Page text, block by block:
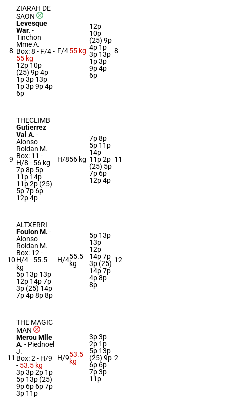
8
ZIARAH DE
SAON
Levesque
War. -
Tinchon
Mme A.
Box: 8 - F/4 -
55 kg
12p 10p
(25) 9p 4p
1p 3p 13p
1p 3p 9p 4p
6p
F/455 kg
12p
10p
(25) 9p
4p 1p
3p 13p
1p 3p
9p 4p
6p
8
9
THECLIMB
Gutierrez
Val A. -
Alonso
Roldan M.
Box: 11 -
H/8 - 56 kg
7p 8p 5p
11p 14p
11p 2p (25)
5p 7p 6p
12p 4p
H/856 kg
7p 8p
5p 11p
14p
11p 2p
(25) 5p
7p 6p
12p 4p
11
10
ALTXERRI
Foulon M. -
Alonso
Roldan M.
Box: 12 -
H/4 - 55.5
kg
5p 13p 13p
12p 14p 7p
3p (25) 14p
7p 4p 8p 8p
H/455.5
kg
5p 13p
13p
12p
14p 7p
3p (25)
14p 7p
4p 8p
8p
12
11
THE MAGIC
MAN
Merou Mlle
A. - Piednoel
J.
Box: 2 - H/9
- 53.5 kg
3p 3p 2p 1p
5p 13p (25)
9p 6p 6p 7p
3p 11p
H/953.5
kg
3p 3p
2p 1p
5p 13p
(25) 9p
6p 6p
7p 3p
11p
2